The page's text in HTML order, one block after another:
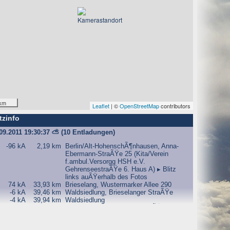
Leaflet | ©OpenStreetMapcontributors
19:30:37 ⛅ (10 Entladungen)
-96 kA 2,19 km
Berlin/Alt-HohenschÃ¶nhausen, Anna-
Ebermann-StraÃŸe 25 (Kita/Verein
f.ambul.Versorgg HSH e.V.
GehrenseestraÃŸe 6. Haus A) ▸ Blitz
links auÃŸerhalb des Fotos
74 kA 33,93 km
Brieselang, Wustermarker Allee 290
-6 kA 39,46 km
Waldsiedlung, Brieselanger StraÃŸe
-4 kA 39,94 km
Waldsiedlung